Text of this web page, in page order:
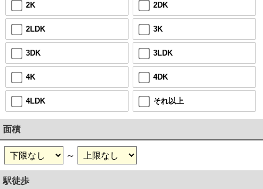
2K 2DK
2LDK 3K
3DK 3LDK
4K 4DK
4LDK それ以上
面積
～
駅徒歩